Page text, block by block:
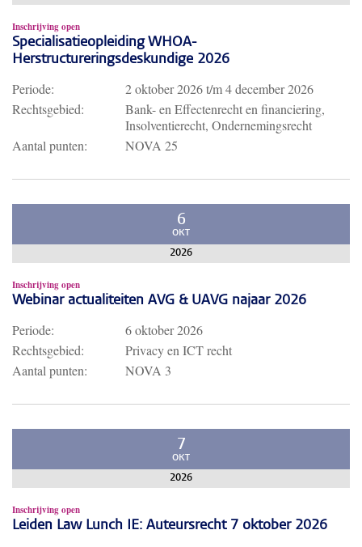
Inschrijving open
Specialisatieopleiding WHOA-
Herstructureringsdeskundige 2026
Periode: 2 oktober 2026t/m4 december 2026
Rechtsgebied:
Bank- en Effectenrecht en financiering,
Insolventierecht, Ondernemingsrecht
Aantal punten:
NOVA 25
6
OKT
2026
Inschrijving open
Webinar actualiteiten AVG & UAVG najaar 2026
Periode:
6 oktober 2026
Rechtsgebied:
Privacy en ICT recht
Aantal punten:
NOVA 3
7
OKT
2026
Inschrijving open
Leiden Law Lunch IE: Auteursrecht 7 oktober 2026